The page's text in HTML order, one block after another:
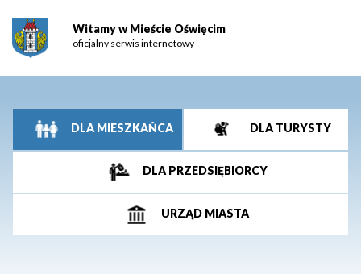
Witamy w Mieście Oświęcim
oficjalny serwis internetowy
DLA TURYSTY
DLA MIESZKAŃCA
DLA PRZEDSIĘBIORCY
URZĄD MIASTA